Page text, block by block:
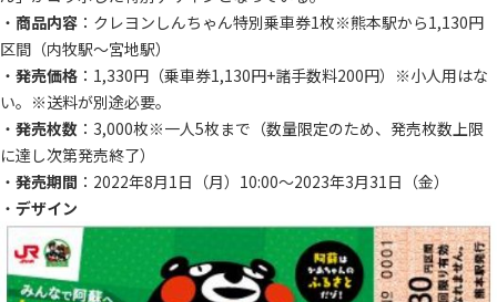
・ 商品内容 ：クレヨンしんちゃん特別乗車券1枚※熊本駅から1,130円
区間（内牧駅～宮地駅）
・ 発売価格 ：1,330円（乗車券1,130円+諸手数料200円）※小人用はな
い。※送料が別途必要。
・ 発売枚数 ：3,000枚※一人5枚まで（数量限定のため、発売枚数上限
に達し次第発売終了）
・ 発売期間 ：2022年8月1日（月）10:00～2023年3月31日（金）
・ デザイン